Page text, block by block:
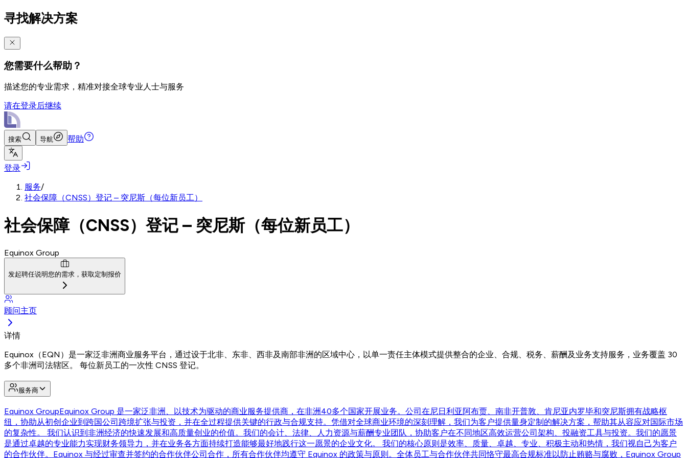
寻找解决方案
您需要什么帮助？
描述您的专业需求，精准对接全球专业人士与服务
请在登录后继续
搜索 导航 帮助
登录
服务/
社会保障（CNSS）登记 – 突尼斯（每位新员工）
社会保障（CNSS）登记 – 突尼斯（每位新员工）
Equinox Group
发起聘任说明您的需求，获取定制报价
顾问主页
详情
Equinox（EQN）是一家泛非洲商业服务平台，通过设于北非、东非、西非及南部非洲的区域中心，以单一责任主体模式提供整合的企业、合规、税务、薪酬及业务支持服务，业务覆盖 30
多个非洲司法辖区。 每位新员工的一次性 CNSS 登记。
服务商
Equinox GroupEquinox Group 是一家泛非洲、以技术为驱动的商业服务提供商，在非洲40多个国家开展业务。公司在尼日利亚阿布贾、南非开普敦、肯尼亚内罗毕和突尼斯拥有战略枢
纽，协助从初创企业到跨国公司跨境扩张与投资，并在全过程提供关键的行政与合规支持。凭借对全球商业环境的深刻理解，我们为客户提供量身定制的解决方案，帮助其从容应对国际市场
的复杂性。 我们认识到非洲经济的快速发展和高质量创业的价值。我们的会计、法律、人力资源与薪酬专业团队，协助客户在不同地区高效运营公司架构、投融资工具与投资。我们的愿景
是通过卓越的专业能力实现财务领导力，并在业务各方面持续打造能够最好地践行这一愿景的企业文化。 我们的核心原则是效率、质量、卓越、专业、积极主动和热情，我们视自己为客户
的合作伙伴。Equinox 与经过审查并签约的合作伙伴公司合作，所有合作伙伴均遵守 Equinox 的政策与原则。全体员工与合作伙伴共同恪守最高合规标准以防止贿赂与腐败，Equinox Group